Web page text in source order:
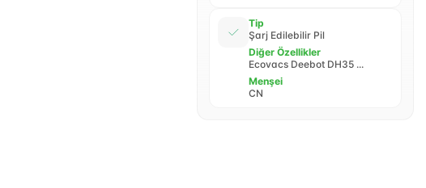
Tip
Şarj Edilebilir Pil
Diğer Özellikler
Ecovacs Deebot DH35 ...
Menşei
CN